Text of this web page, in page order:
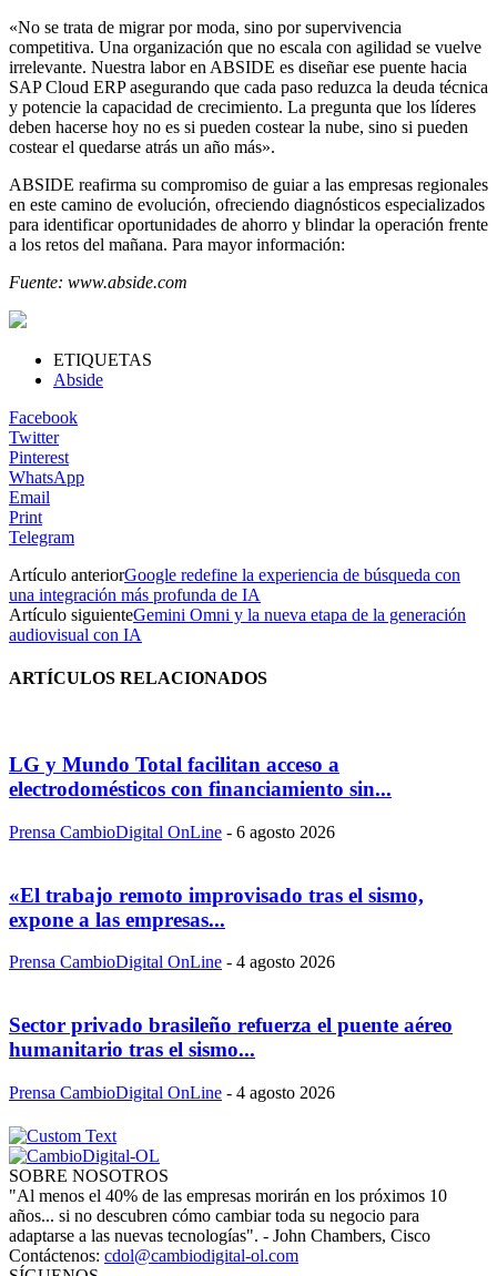
«No se trata de migrar por moda, sino por supervivencia
competitiva. Una organización que no escala con agilidad se vuelve
irrelevante. Nuestra labor en ABSIDE es diseñar ese puente hacia
SAP Cloud ERP asegurando que cada paso reduzca la deuda técnica
y potencie la capacidad de crecimiento. La pregunta que los líderes
deben hacerse hoy no es si pueden costear la nube, sino si pueden
costear el quedarse atrás un año más».
ABSIDE reafirma su compromiso de guiar a las empresas regionales
en este camino de evolución, ofreciendo diagnósticos especializados
para identificar oportunidades de ahorro y blindar la operación frente
a los retos del mañana. Para mayor información:
Fuente: www.abside.com
ETIQUETAS
Abside
Facebook
Twitter
Pinterest
WhatsApp
Email
Print
Telegram
Artículo anteriorGoogle redefine la experiencia de búsqueda con
una integración más profunda de IA
Artículo siguienteGemini Omni y la nueva etapa de la generación
audiovisual con IA
ARTÍCULOS RELACIONADOS
LG y Mundo Total facilitan acceso a
electrodomésticos con financiamiento sin...
Prensa CambioDigital OnLine - 6 agosto 2026
«El trabajo remoto improvisado tras el sismo,
expone a las empresas...
Prensa CambioDigital OnLine - 4 agosto 2026
Sector privado brasileño refuerza el puente aéreo
humanitario tras el sismo...
Prensa CambioDigital OnLine - 4 agosto 2026
SOBRE NOSOTROS
"Al menos el 40% de las empresas morirán en los próximos 10
años... si no descubren cómo cambiar toda su negocio para
adaptarse a las nuevas tecnologías". - John Chambers, Cisco
Contáctenos: cdol@cambiodigital-ol.com